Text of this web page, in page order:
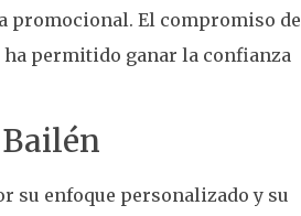
promocional. El compromiso de
permitido ganar la confianza
su enfoque personalizado y su